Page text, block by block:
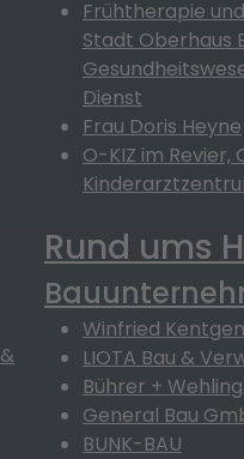
Frühtherapie
Stadt Oberhaus
Dienst
Frau Doris Heyne
O-KIZ im Revier,
Rund ums
Winfried
LIOTA Bau &
Bührer +
General Bau
BUNK-BAU